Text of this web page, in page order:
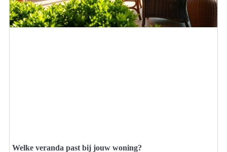
Welke veranda past bij jouw woning?